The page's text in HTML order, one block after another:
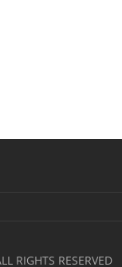
RIGHTS RESERVED